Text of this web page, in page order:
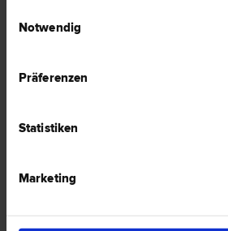
Notwendig
Präferenzen
Statistiken
Marketing
Neue Vorgaben zur Übernahme von
Arbeitsverhältnis und offene Fragen
wurde eine gänzlich neue Bestimmung zu Aus-,
Weiterbildungen in der EU-
HIER ZUM ARTIKEL ›